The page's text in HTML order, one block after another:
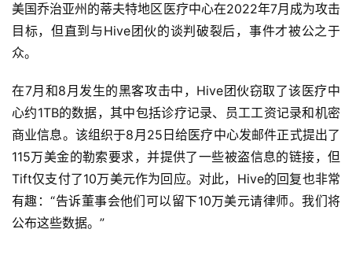
美国乔治亚州的蒂夫特地区医疗中心在2022年7月成为攻击
目标，但直到与Hive团伙的谈判破裂后，事件才被公之于
众。
在7月和8月发生的黑客攻击中，Hive团伙窃取了该医疗中
心约1TB的数据，其中包括诊疗记录、员工工资记录和机密
商业信息。该组织于8月25日给医疗中心发邮件正式提出了
115万美金的勒索要求，并提供了一些被盗信息的链接，但
Tift仅支付了10万美元作为回应。对此，Hive的回复也非常
有趣：“告诉董事会他们可以留下10万美元请律师。我们将
公布这些数据。”